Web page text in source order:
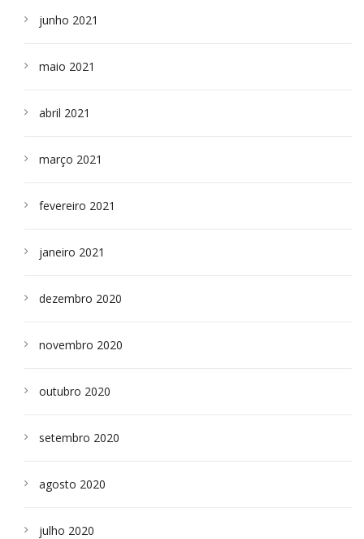
junho 2021
maio 2021
abril 2021
março 2021
fevereiro 2021
janeiro 2021
dezembro 2020
novembro 2020
outubro 2020
setembro 2020
agosto 2020
julho 2020